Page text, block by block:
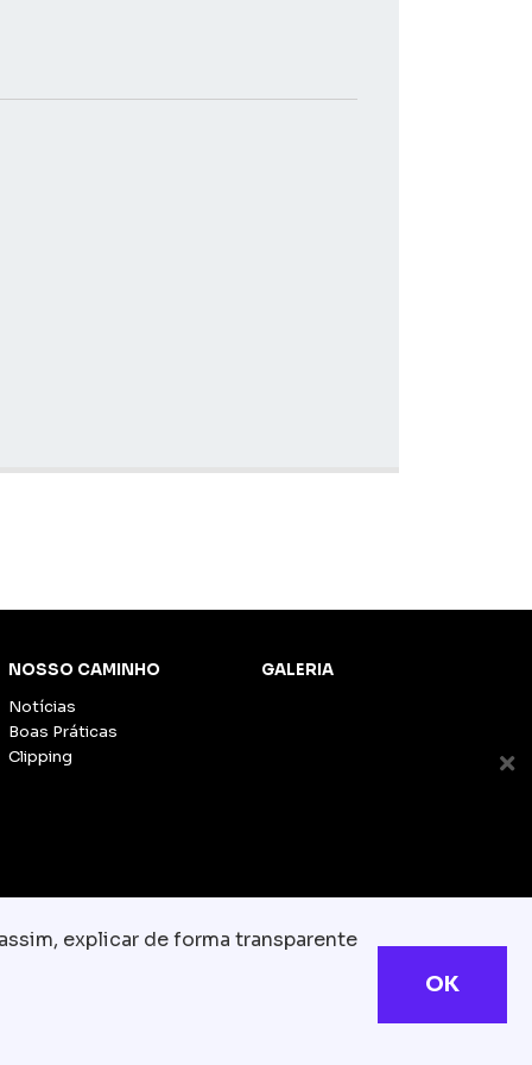
NOSSO CAMINHO
Notícias
Boas Práticas
Clipping
GALERIA
explicar de forma transparente
OK